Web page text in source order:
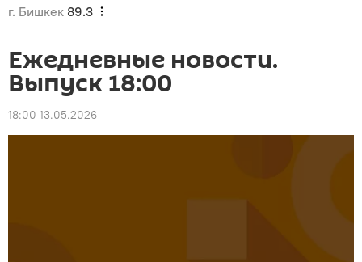
г. Бишкек 89.3
Ежедневные новости.
Выпуск 18:00
18:00 13.05.2026